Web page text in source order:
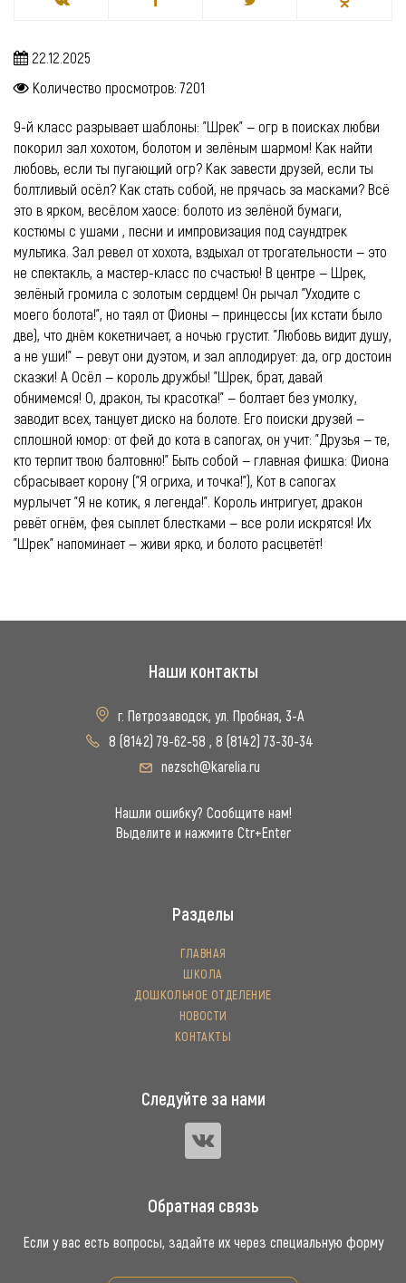
22.12.2025
Количество просмотров: 7201
9-й класс разрывает шаблоны: "Шрек" — огр в поисках любви
покорил зал хохотом, болотом и зелёным шармом! Как найти
любовь, если ты пугающий огр? Как завести друзей, если ты
болтливый осёл? Как стать собой, не прячась за масками? Всё
это в ярком, весёлом хаосе: болото из зелёной бумаги,
костюмы с ушами , песни и импровизация под саундтрек
мультика. Зал ревел от хохота, вздыхал от трогательности — это
не спектакль, а мастер-класс по счастью! В центре — Шрек,
зелёный громила с золотым сердцем! Он рычал "Уходите с
моего болота!", но таял от Фионы — принцессы (их кстати было
две), что днём кокетничает, а ночью грустит. "Любовь видит душу,
а не уши!" — ревут они дуэтом, и зал аплодирует: да, огр достоин
сказки! А Осёл — король дружбы! "Шрек, брат, давай
обнимемся! О, дракон, ты красотка!" — болтает без умолку,
заводит всех, танцует диско на болоте. Его поиски друзей —
сплошной юмор: от фей до кота в сапогах, он учит: "Друзья — те,
кто терпит твою балтовню!" Быть собой — главная фишка: Фиона
сбрасывает корону ("Я огриха, и точка!"), Кот в сапогах
мурлычет "Я не котик, я легенда!". Король интригует, дракон
ревёт огнём, фея сыплет блестками — все роли искрятся! Их
"Шрек" напоминает — живи ярко, и болото расцветёт!
Наши контакты
г. Петрозаводск, ул. Пробная, 3-А
8 (8142) 79-62-58 , 8 (8142) 73-30-34
nezsch@karelia.ru
Нашли ошибку? Сообщите нам!
Выделите и нажмите Ctr+Enter
Разделы
ГЛАВНАЯ
ШКОЛА
ДОШКОЛЬНОЕ ОТДЕЛЕНИЕ
НОВОСТИ
КОНТАКТЫ
Следуйте за нами
Обратная связь
Если у вас есть вопросы, задайте их через специальную форму